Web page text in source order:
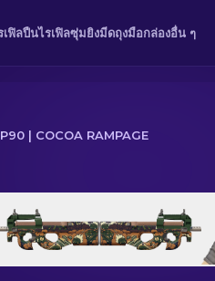
ฟิลปืนไรเฟิลซุ่มยิงมีดถุงมือกล่องอื่น ๆ
P90 | COCOA RAMPAGE